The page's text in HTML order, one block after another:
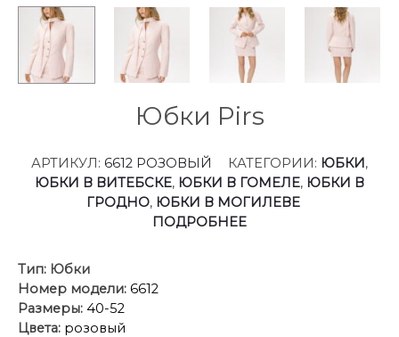
Юбки Pirs
АРТИКУЛ: 6612 РОЗОВЫЙ КАТЕГОРИИ: ЮБКИ,
ЮБКИ В ВИТЕБСКЕ, ЮБКИ В ГОМЕЛЕ, ЮБКИ В
ГРОДНО, ЮБКИ В МОГИЛЕВЕ
ПОДРОБНЕЕ
Тип: Юбки
Номер модели: 6612
Размеры: 40-52
Цвета: розовый